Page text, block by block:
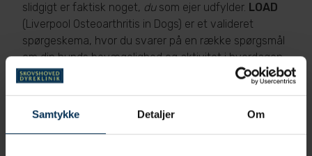
Samtykke Detaljer Om
slidgigt er faktisk noget, dusom ejer udfylder. LOAD
(Liverpool Osteoarthritis in Dogs) er et valideret
spørgeskema, hvor du svarer på en række spørgsmål
om din hunds bevægelighed og aktivitet i hverdagen
– hvor let den rejser sig, hvordan den klarer trapper,
påvirkes af kulde og motion. Svarene omregnes til en
score, der giver en struktureret og valideret score for,